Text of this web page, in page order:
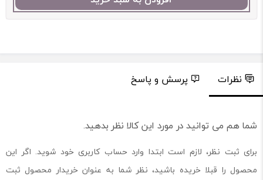
نظرات پرسش و پاسخ
شما هم می توانید در مورد این کالا نظر بدهید.
برای ثبت نظر، لازم است ابتدا وارد حساب کاربری خود شوید. اگر این
محصول را قبلا خریده باشید، نظر شما به عنوان خریدار محصول ثبت